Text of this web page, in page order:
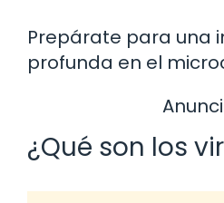
Prepárate para una
profunda en el
¿Qué son los